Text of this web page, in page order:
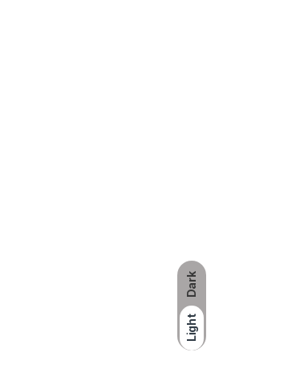
Dark
Light